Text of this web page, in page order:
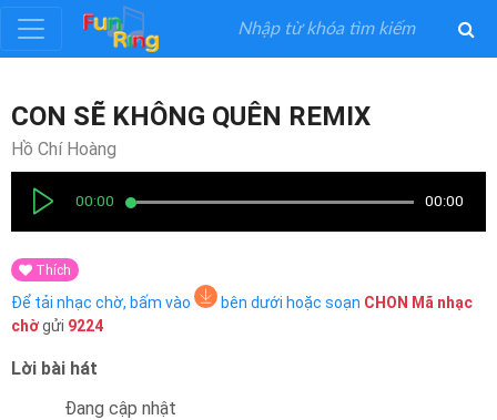
Đăng
ký
nhập
Thể
Loại
Nghệ
CON SẼ KHÔNG QUÊN REMIX
Hồ Chí Hoàng
00:00 00:00
Thích
Để tải nhạc chờ, bấm vào bên dưới hoặc soạn CHON Mã nhạc
chờgửi 9224
Lời bài hát
Đang cập nhật